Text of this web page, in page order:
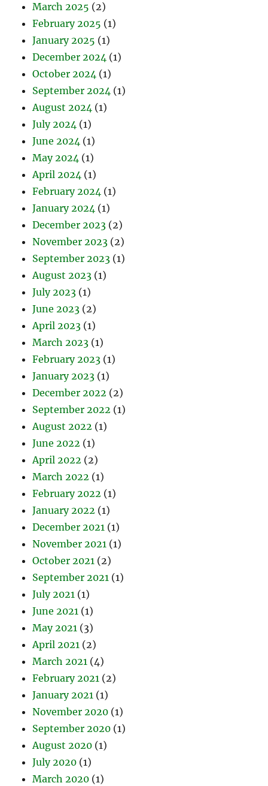
March 2025 (2)
February 2025 (1)
January 2025 (1)
December 2024 (1)
October 2024 (1)
September 2024 (1)
August 2024 (1)
July 2024 (1)
June 2024 (1)
May 2024 (1)
April 2024 (1)
February 2024 (1)
January 2024 (1)
December 2023 (2)
November 2023 (2)
September 2023 (1)
August 2023 (1)
July 2023 (1)
June 2023 (2)
April 2023 (1)
March 2023 (1)
February 2023 (1)
January 2023 (1)
December 2022 (2)
September 2022 (1)
August 2022 (1)
June 2022 (1)
April 2022 (2)
March 2022 (1)
February 2022 (1)
January 2022 (1)
December 2021 (1)
November 2021 (1)
October 2021 (2)
September 2021 (1)
July 2021 (1)
June 2021 (1)
May 2021 (3)
April 2021 (2)
March 2021 (4)
February 2021 (2)
January 2021 (1)
November 2020 (1)
September 2020 (1)
August 2020 (1)
July 2020 (1)
March 2020 (1)